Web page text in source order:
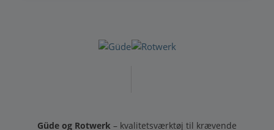
Güde og Rotwerk – kvalitetsværktøj til krævende